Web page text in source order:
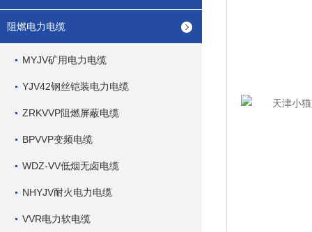
阻燃电力电缆
MYJV矿用电力电缆
YJV42钢丝铠装电力电缆
ZRKVVP阻燃屏蔽电缆
BPVVP变频电缆
WDZ-VV低烟无卤电缆
NHYJV耐火电力电缆
VVR电力软电缆